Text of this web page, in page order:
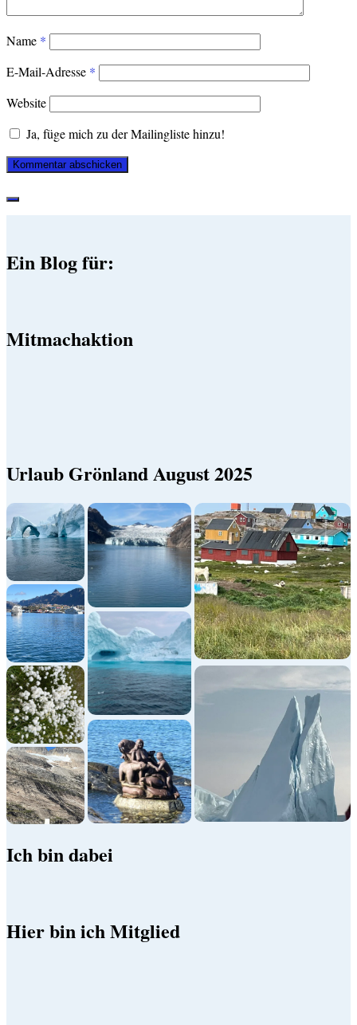
Name *
E-Mail-Adresse *
Website
Ja, füge mich zu der Mailingliste hinzu!
Ein Blog für:
Mitmachaktion
Urlaub Grönland August 2025
Ich bin dabei
Hier bin ich Mitglied